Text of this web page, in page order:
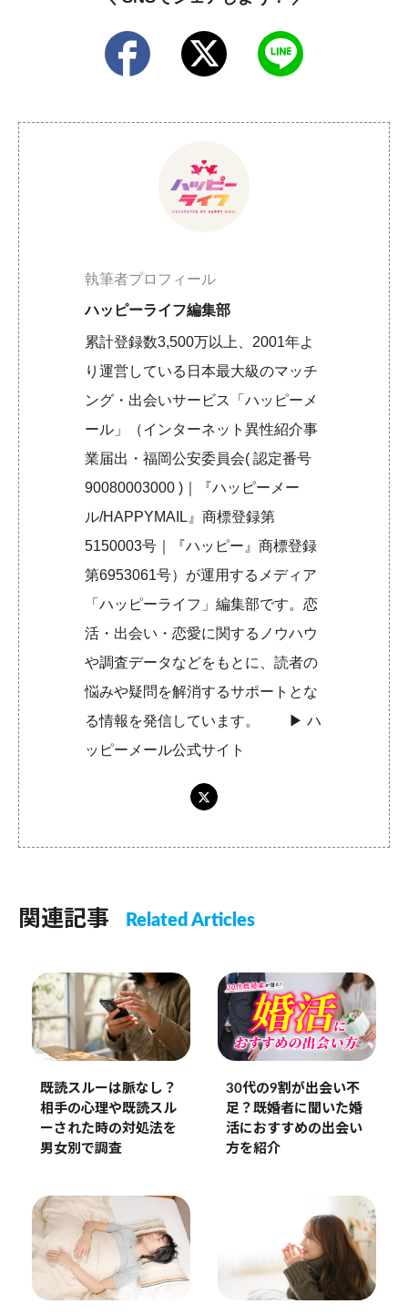
執筆者プロフィール
ハッピーライフ編集部
累計登録数3,500万以上、2001年よ
り運営している日本最大級のマッチ
ング・出会いサービス「ハッピーメ
ール」（インターネット異性紹介事
業届出・福岡公安委員会( 認定番号
90080003000 )｜『ハッピーメー
ル/HAPPYMAIL』商標登録第
5150003号｜『ハッピー』商標登録
第6953061号）が運用するメディア
「ハッピーライフ」編集部です。恋
活・出会い・恋愛に関するノウハウ
や調査データなどをもとに、読者の
悩みや疑問を解消するサポートとな
る情報を発信しています。 ▶︎ハ
ッピーメール公式サイト
関連記事 Related Articles
既読スルーは脈なし？
相手の心理や既読スル
ーされた時の対処法を
男女別で調査
30代の9割が出会い不
足？既婚者に聞いた婚
活におすすめの出会い
方を紹介